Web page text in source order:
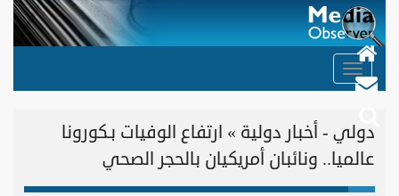
Toggle
navigation
دولي - أخبار دولية » ارتفاع الوفيات بـكورونا
عالميا.. ونائبان أمريكيان بالحجر الصحي